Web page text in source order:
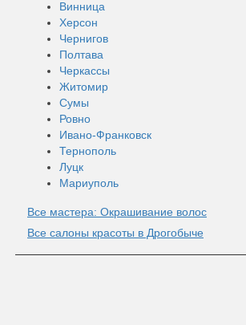
Винница
Херсон
Чернигов
Полтава
Черкассы
Житомир
Сумы
Ровно
Ивано-Франковск
Тернополь
Луцк
Мариуполь
Все мастера: Окрашивание волос
Все салоны красоты в Дрогобыче